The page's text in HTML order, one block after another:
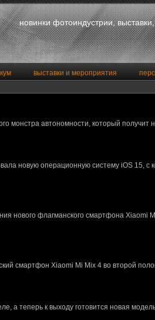
новинки фотоиндустрии,
выставки и мероприятия
монстра автономности, который получит
новую операционную систему iOS 15,
нового флагманского смартфона Xiaomi
смартфон Xiaomi Mi Mix 4 во второй
а теперь к выходу готовится новая